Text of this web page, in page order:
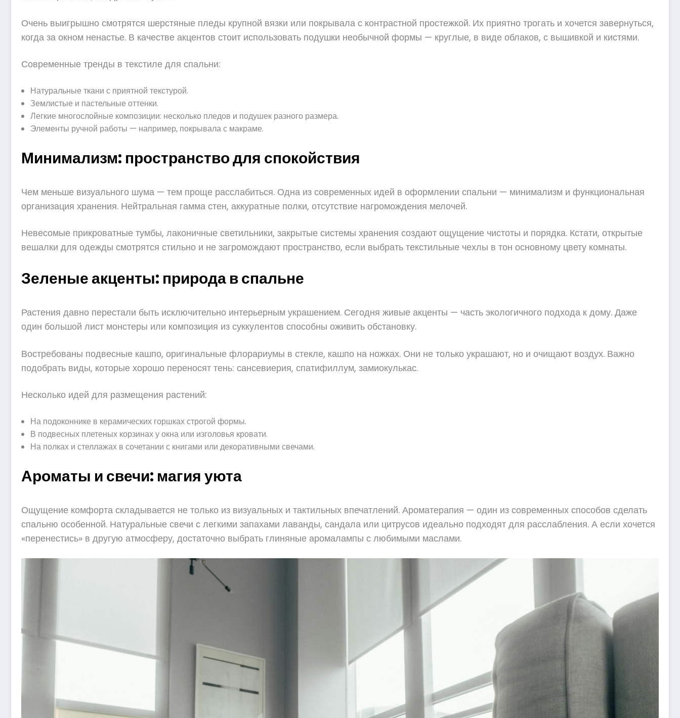
Очень выигрышно смотрятся шерстяные пледы крупной вязки или покрывала с контрастной простежкой. Их приятно трогать и хочется завернуться,
когда за окном ненастье. В качестве акцентов стоит использовать подушки необычной формы — круглые, в виде облаков, с вышивкой и кистями.
Современные тренды в текстиле для спальни:
Натуральные ткани с приятной текстурой.
Землистые и пастельные оттенки.
Легкие многослойные композиции: несколько пледов и подушек разного размера.
Элементы ручной работы — например, покрывала с макраме.
Минимализм: пространство для спокойствия
Чем меньше визуального шума — тем проще расслабиться. Одна из современных идей в оформлении спальни — минимализм и функциональная
организация хранения. Нейтральная гамма стен, аккуратные полки, отсутствие нагромождения мелочей.
Невесомые прикроватные тумбы, лаконичные светильники, закрытые системы хранения создают ощущение чистоты и порядка. Кстати, открытые
вешалки для одежды смотрятся стильно и не загромождают пространство, если выбрать текстильные чехлы в тон основному цвету комнаты.
Зеленые акценты: природа в спальне
Растения давно перестали быть исключительно интерьерным украшением. Сегодня живые акценты — часть экологичного подхода к дому. Даже
один большой лист монстеры или композиция из суккулентов способны оживить обстановку.
Востребованы подвесные кашпо, оригинальные флорариумы в стекле, кашпо на ножках. Они не только украшают, но и очищают воздух. Важно
подобрать виды, которые хорошо переносят тень: сансевиерия, спатифиллум, замиокулькас.
Несколько идей для размещения растений:
На подоконнике в керамических горшках строгой формы.
В подвесных плетеных корзинах у окна или изголовья кровати.
На полках и стеллажах в сочетании с книгами или декоративными свечами.
Ароматы и свечи: магия уюта
Ощущение комфорта складывается не только из визуальных и тактильных впечатлений. Ароматерапия — один из современных способов сделать
спальню особенной. Натуральные свечи с легкими запахами лаванды, сандала или цитрусов идеально подходят для расслабления. А если хочется
«перенестись» в другую атмосферу, достаточно выбрать глиняные аромалампы с любимыми маслами.